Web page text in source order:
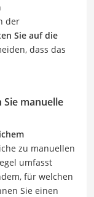
der
Sie auf die
dass das
Sie manuelle
zu manuellen
umfasst
für welchen
Sie einen